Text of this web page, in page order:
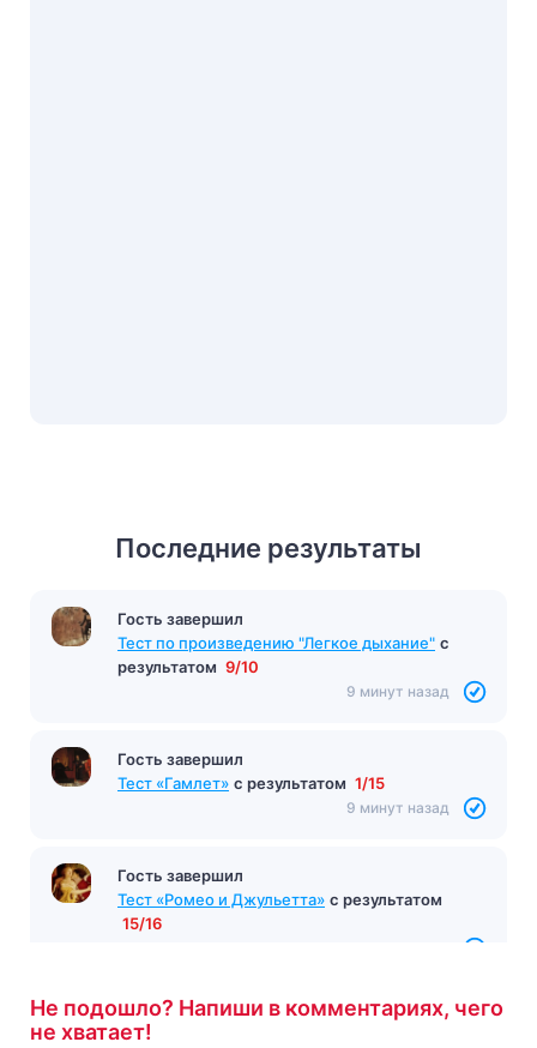
Последние результаты
Гость завершил
Тест по произведению "Легкое дыхание" с
результатом 9/10
9 минут назад
Гость завершил
Тест «Гамлет» с результатом 1/15
9 минут назад
Гость завершил
Тест «Ромео и Джульетта» с результатом
15/16
Не подошло? Напиши в комментариях, чего
не хватает!